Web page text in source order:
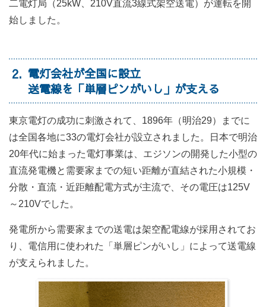
二電灯局（25kW、210V直流3線式架空送電）が運転を開
始しました。
2
電灯会社が全国に設立
送電線を「単層ピンがいし」が支える
東京電灯の成功に刺激されて、1896年（明治29）までに
は全国各地に33の電灯会社が設立されました。日本で明治
20年代に始まった電灯事業は、エジソンの開発した小型の
直流発電機と需要家までの短い距離が直結された小規模・
分散・直流・近距離配電方式が主流で、その電圧は125V
～210Vでした。
発電所から需要家までの送電は架空配電線が採用されてお
り、電信用に使われた「単層ピンがいし」によって送電線
が支えられました。